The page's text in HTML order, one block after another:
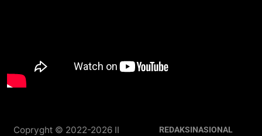
Copryght © 2022-2026 II
REDAKSINASIONAL